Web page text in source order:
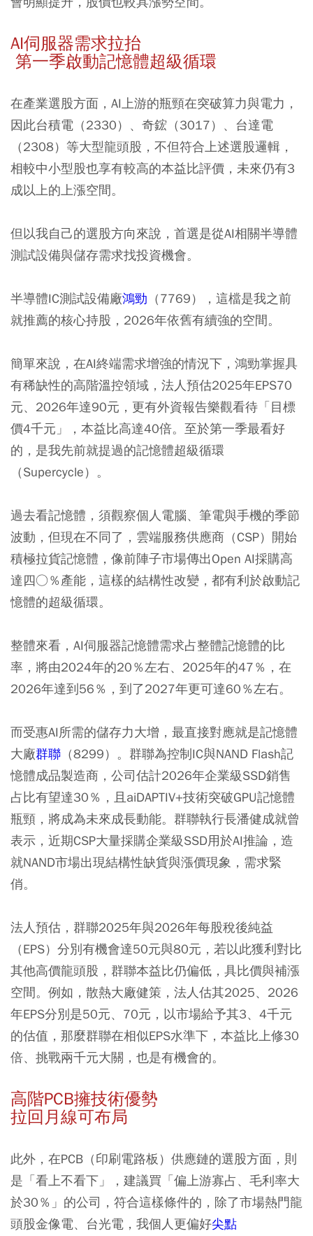
AI伺服器需求拉抬
第一季啟動記憶體超級循環
在產業選股方面，AI上游的瓶頸在突破算力與電力，
因此台積電（2330）、奇鋐（3017）、台達電
（2308）等大型龍頭股，不但符合上述選股邏輯，
相較中小型股也享有較高的本益比評價，未來仍有3
成以上的上漲空間。
但以我自己的選股方向來說，首選是從AI相關半導體
測試設備與儲存需求找投資機會。
半導體IC測試設備廠鴻勁 （7769），這檔是我之前
就推薦的核心持股，2026年依舊有續強的空間。
簡單來說，在AI終端需求增強的情況下，鴻勁掌握具
有稀缺性的高階溫控領域，法人預估2025年EPS70
元、2026年達90元，更有外資報告樂觀看待「目標
價4千元」，本益比高達40倍。至於第一季最看好
的，是我先前就提過的記憶體超級循環
（Supercycle）。
過去看記憶體，須觀察個人電腦、筆電與手機的季節
波動，但現在不同了，雲端服務供應商（CSP）開始
積極拉貨記憶體，像前陣子市場傳出Open AI採購高
達四○％產能，這樣的結構性改變，都有利於啟動記
憶體的超級循環。
整體來看，AI伺服器記憶體需求占整體記憶體的比
率，將由2024年的20％左右、2025年的47％，在
2026年達到56％，到了2027年更可達60％左右。
而受惠AI所需的儲存力大增，最直接對應就是記憶體
大廠群聯 （8299）。群聯為控制IC與NAND Flash記
憶體成品製造商，公司估計2026年企業級SSD銷售
占比有望達30％，且aiDAPTIV+技術突破GPU記憶體
瓶頸，將成為未來成長動能。群聯執行長潘健成就曾
表示，近期CSP大量採購企業級SSD用於AI推論，造
就NAND市場出現結構性缺貨與漲價現象，需求緊
俏。
法人預估，群聯2025年與2026年每股稅後純益
（EPS）分別有機會達50元與80元，若以此獲利對比
其他高價龍頭股，群聯本益比仍偏低，具比價與補漲
空間。例如，散熱大廠健策，法人估其2025、2026
年EPS分別是50元、70元，以市場給予其3、4千元
的估值，那麼群聯在相似EPS水準下，本益比上修30
倍、挑戰兩千元大關，也是有機會的。
高階PCB擁技術優勢
拉回月線可布局
此外，在PCB（印刷電路板）供應鏈的選股方面，則
是「看上不看下」，建議買「偏上游寡占、毛利率大
於30％」的公司，符合這樣條件的，除了市場熱門龍
頭股金像電、台光電，我個人更偏好尖點